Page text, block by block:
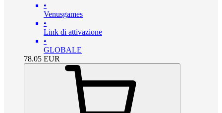
•
Venusgames
•
Link di attivazione
•
GLOBALE
78.05 EUR